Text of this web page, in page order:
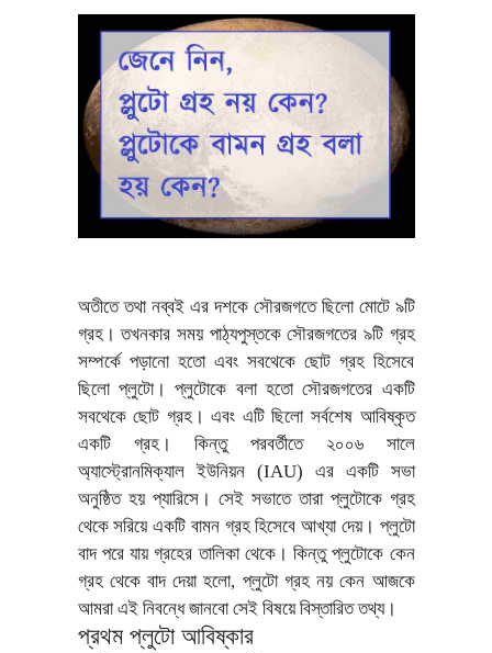
অতীতে তথা নব্বই এর দশকে সৌরজগতে ছিলো মোটে ৯টি
গ্রহ। তখনকার সময় পাঠ্যপুস্তকে সৌরজগতের ৯টি গ্রহ
সম্পর্কে পড়ানো হতো এবং সবথেকে ছোট গ্রহ হিসেবে
ছিলো প্লুটো। প্লুটোকে বলা হতো সৌরজগতের একটি
সবথেকে ছোট গ্রহ। এবং এটি ছিলো সর্বশেষ আবিষ্কৃত
একটি গ্রহ। কিন্তু পরবর্তীতে ২০০৬ সালে
অ্যাস্ট্রোনমিক্যাল ইউনিয়ন (IAU) এর একটি সভা
অনুষ্ঠিত হয় প্যারিসে। সেই সভাতে তারা প্লুটোকে গ্রহ
থেকে সরিয়ে একটি বামন গ্রহ হিসেবে আখ্যা দেয়। প্লুটো
বাদ পরে যায় গ্রহের তালিকা থেকে। কিন্তু প্লুটোকে কেন
গ্রহ থেকে বাদ দেয়া হলো, প্লুটো গ্রহ নয় কেন আজকে
আমরা এই নিবন্ধে জানবো সেই বিষয়ে বিস্তারিত তথ্য।
প্রথম প্লুটো আবিষ্কার